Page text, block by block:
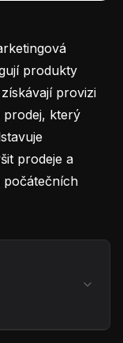
produkty
provizi
prodej, který
prodeje a
počátečních